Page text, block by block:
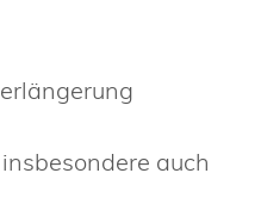
auch